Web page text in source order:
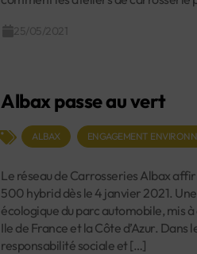
Albax passe au vert
ALBAX ENGAGEMENT
Le réseau de Carrosseries Albax
500 hybrid dès le 4 janvier 2021.
écologique du parc automobile, mis
Ile de France et la Côte d’Azur. Dans
responsabilité sociale et […]